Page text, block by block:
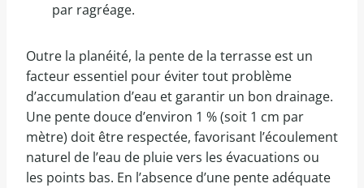
par ragréage.
Outre la planéité, la pente de la terrasse est un
facteur essentiel pour éviter tout problème
d’accumulation d’eau et garantir un bon drainage.
Une pente douce d’environ 1 % (soit 1 cm par
mètre) doit être respectée, favorisant l’écoulement
naturel de l’eau de pluie vers les évacuations ou
les points bas. En l’absence d’une pente adéquate